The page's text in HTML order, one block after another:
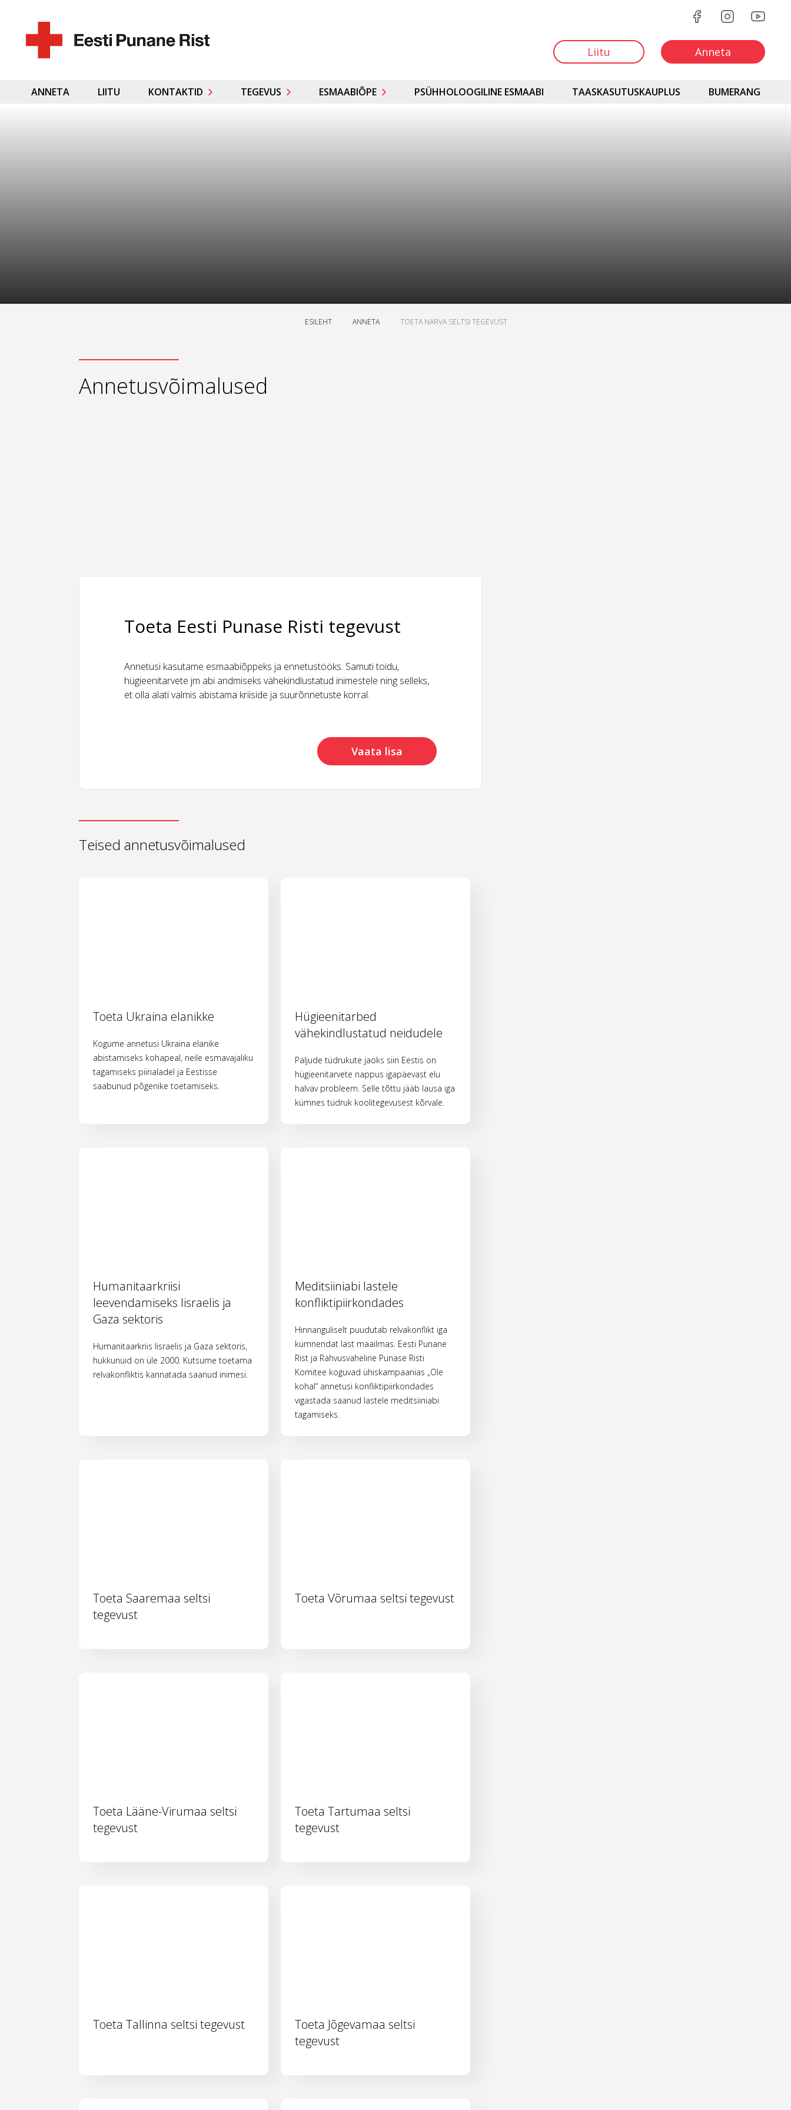
Liitu Anneta
ANNETA LIITU KONTAKTID TEGEVUS ESMAABIÕPE PSÜHHOLOOGILINE ESMAABI TAASKASUTUSKAUPLUS BUMERANG
ESILEHT ANNETA TOETA NARVA SELTSI TEGEVUST
Annetusvõimalused
Toeta Eesti Punase Risti tegevust
Annetusi kasutame esmaabiõppeks ja ennetustööks. Samuti toidu,
hügieenitarvete jm abi andmiseks vähekindlustatud inimestele ning selleks,
et olla alati valmis abistama kriiside ja suurõnnetuste korral.
Vaata lisa
Teised annetusvõimalused
Toeta Ukraina elanikke
Kogume annetusi Ukraina elanike
abistamiseks kohapeal, neile esmavajaliku
tagamiseks piirialadel ja Eestisse
saabunud põgenike toetamiseks.
Hügieenitarbed
vähekindlustatud neidudele
Paljude tüdrukute jaoks siin Eestis on
hügieenitarvete nappus igapäevast elu
halvav probleem. Selle tõttu jääb lausa iga
kümnes tüdruk koolitegevusest kõrvale.
Humanitaarkriisi
leevendamiseks Iisraelis ja
Gaza sektoris
Humanitaarkriis Iisraelis ja Gaza sektoris,
hukkunuid on üle 2000. Kutsume toetama
relvakonfliktis kannatada saanud inimesi.
Meditsiiniabi lastele
konfliktipiirkondades
Hinnanguliselt puudutab relvakonflikt iga
kümnendat last maailmas. Eesti Punane
Rist ja Rahvusvaheline Punase Risti
Komitee koguvad ühiskampaanias „Ole
kohal“ annetusi konfliktipiirkondades
vigastada saanud lastele meditsiiniabi
tagamiseks.
Toeta Saaremaa seltsi
tegevust
Toeta Võrumaa seltsi tegevust
Toeta Lääne-Virumaa seltsi
tegevust
Toeta Tartumaa seltsi
tegevust
Toeta Tallinna seltsi tegevust
Toeta Jõgevamaa seltsi
tegevust